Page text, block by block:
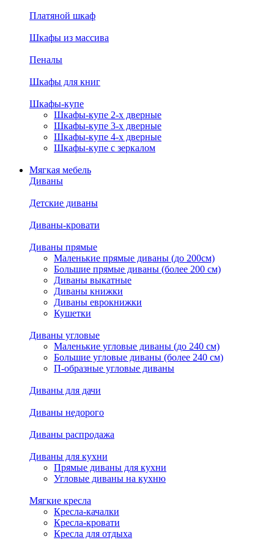
Платяной шкаф
Шкафы из массива
Пеналы
Шкафы для книг
Шкафы-купе
Шкафы-купе 2-х дверные
Шкафы-купе 3-х дверные
Шкафы-купе 4-х дверные
Шкафы-купе с зеркалом
Мягкая мебель
Диваны
Детские диваны
Диваны-кровати
Диваны прямые
Маленькие прямые диваны (до 200см)
Большие прямые диваны (более 200 см)
Диваны выкатные
Диваны книжки
Диваны еврокнижки
Кушетки
Диваны угловые
Маленькие угловые диваны (до 240 см)
Большие угловые диваны (более 240 см)
П-образные угловые диваны
Диваны для дачи
Диваны недорого
Диваны распродажа
Диваны для кухни
Прямые диваны для кухни
Угловые диваны на кухню
Мягкие кресла
Кресла-качалки
Кресла-кровати
Кресла для отдыха